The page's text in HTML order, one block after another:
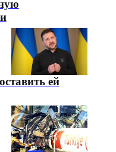
ей